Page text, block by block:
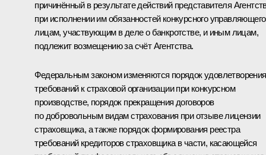
причинённый в результате действий представителя
при исполнении им обязанностей конкурсного управляющего
лицам, участвующим в деле о банкротстве, и иным лицам,
подлежит возмещению за счёт Агентства.
Федеральным законом изменяются порядок удовлетворения
требований к страховой организации при конкурсном
производстве, порядок прекращения договоров
по добровольным видам страхования при отзыве лицензии
страховщика, а также порядок формирования реестра
требований кредиторов страховщика в части, касающейся